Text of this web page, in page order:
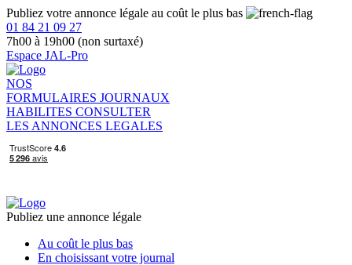
Publiez votre annonce légale au coût le plus bas
01 84 21 09 27
7h00 à 19h00 (non surtaxé)
Espace JAL-Pro
NOS
FORMULAIRES JOURNAUX
HABILITES CONSULTER
LES ANNONCES LEGALES
Publiez une annonce légale
Au coût le plus bas
En choisissant votre journal